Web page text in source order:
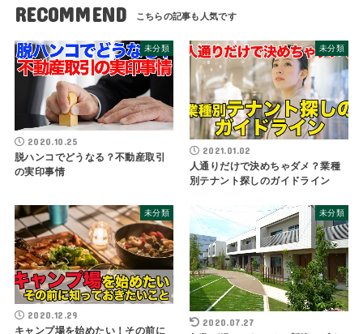
RECOMMEND
未分類
2020.10.25
脱ハンコでどうなる？不動産取引
の実印事情
未分類
2021.01.02
人通りだけで決めちゃダメ？業種
別テナント探しのガイドライン
未分類
2020.12.29
キャンプ場を始めたい！その前に
未分類
2020.07.27